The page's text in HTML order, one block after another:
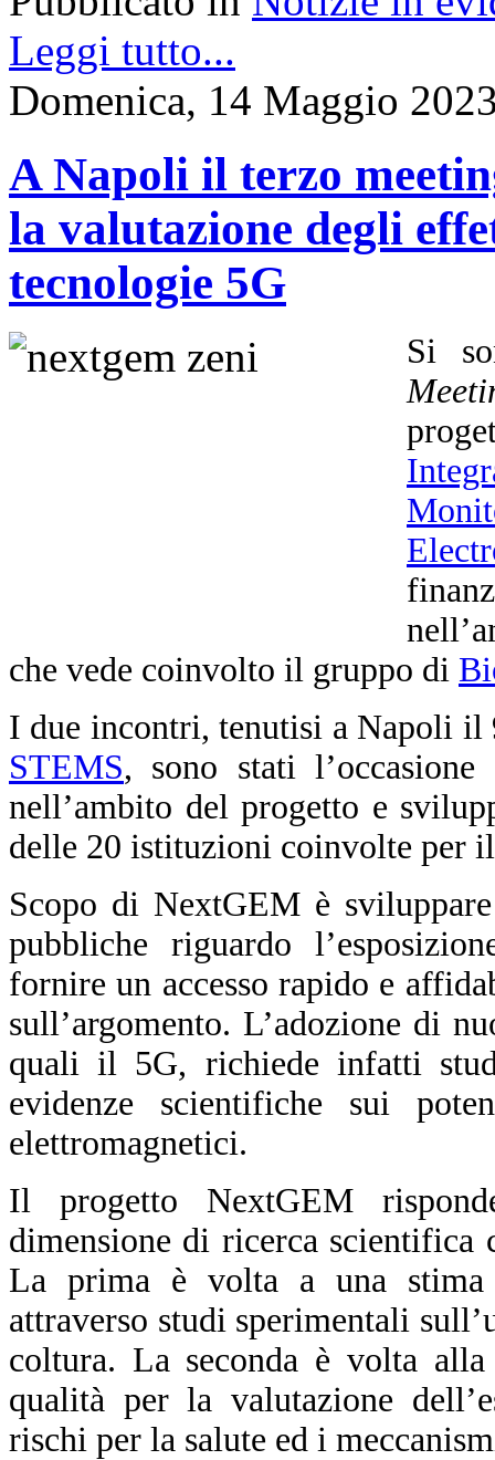
Leggi tutto...
Domenica, 14 Maggio
A Napoli il terzo
la valutazione degli
tecnologie 5G
Si
che vede coinvolto il gruppo di
I due incontri, tenutisi a Napoli il
STEMS, sono stati
nell’ambito del progetto e
delle 20 istituzioni coinvolte per
Scopo di NextGEM è
pubbliche riguardo
fornire un accesso rapido e
sull’argomento. L’adozione di
quali il 5G, richiede infatti
evidenze scientifiche sui
elettromagnetici.
Il progetto NextGEM
dimensione di ricerca scientifica
La prima è volta a una stima
attraverso studi sperimentali
coltura. La seconda è volta
qualità per la valutazione
rischi per la salute ed i